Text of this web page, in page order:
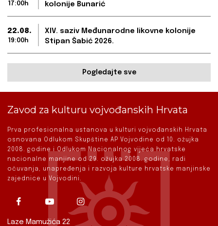
17:00h
kolonije Bunarić
22.08.
19:00h
XIV. saziv Međunarodne likovne kolonije
Stipan Šabić 2026.
Pogledajte sve
Zavod za kulturu vojvođanskih Hrvata
Prva profesionalna ustanova u kulturi vojvođanskih Hrvata
osnovana Odlukom Skupštine AP Vojvodine od 10. ožujka
2008. godine i Odlukom Nacionalnog vijeća hrvatske
nacionalne manjine od 29. ožujka 2008. godine, radi
očuvanja, unapređenja i razvoja kulture hrvatske manjinske
zajednice u Vojvodini.
Laze Mamužića 22